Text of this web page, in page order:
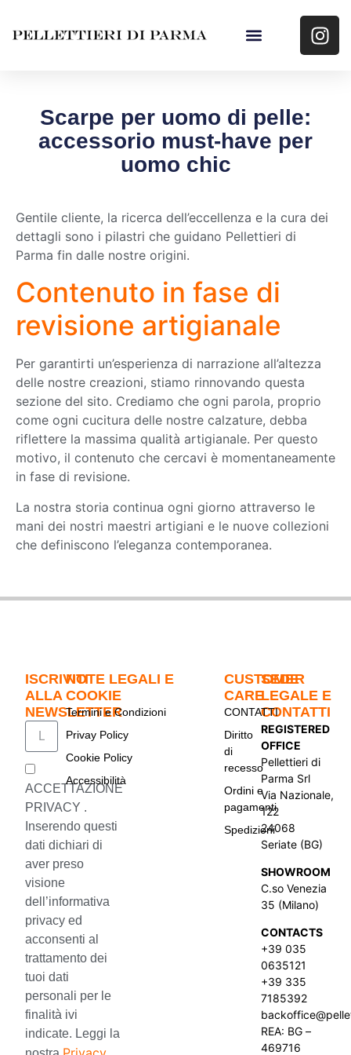
Scarpe per uomo di pelle:
accessorio must-have per
uomo chic
Gentile cliente, la ricerca dell’eccellenza e la cura dei
dettagli sono i pilastri che guidano Pellettieri di
Parma fin dalle nostre origini.
Contenuto in fase di
revisione artigianale
Per garantirti un’esperienza di narrazione all’altezza
delle nostre creazioni, stiamo rinnovando questa
sezione del sito. Crediamo che ogni parola, proprio
come ogni cucitura delle nostre calzature, debba
riflettere la massima qualità artigianale. Per questo
motivo, il contenuto che cercavi è momentaneamente
in fase di revisione.
La nostra storia continua ogni giorno attraverso le
mani dei nostri maestri artigiani e le nuove collezioni
che definiscono l’eleganza contemporanea.
CUSTOMER
CARE
CONTATTI
Diritto
di
recesso
Ordini e
pagamenti
Spedizioni
NOTE LEGALI E
COOKIE
Termini e Condizioni
Privay Policy
Cookie Policy
Accessibilità
SEDE
LEGALE E
CONTATTI
REGISTERED
OFFICE
Pellettieri di
Parma Srl
Via Nazionale,
122
24068
Seriate (BG)
SHOWROOM
C.so Venezia
35 (Milano)
CONTACTS
+39 035
0635121
+39 335
7185392
REA: BG –
469716
ISCRIVITI
ALLA
NEWSLETTER
ACCETTAZIONE
PRIVACY .
Inserendo questi
dati dichiari di
aver preso
visione
dell’informativa
privacy ed
acconsenti al
trattamento dei
tuoi dati
personali per le
finalità ivi
indicate. Leggi la